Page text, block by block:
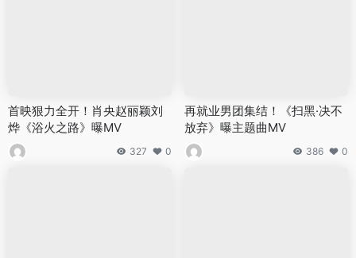
首映狠力全开！肖央赵丽颖刘
烨《浴火之路》曝MV
327 0
再就业男团集结！《扫黑·决不
放弃》曝主题曲MV
386 0